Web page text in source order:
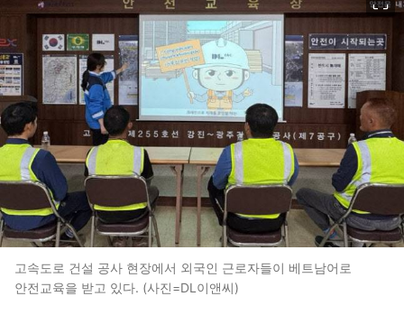
고속도로 건설 공사 현장에서 외국인 근로자들이 베트남어로
안전교육을 받고 있다. (사진=DL이앤씨)